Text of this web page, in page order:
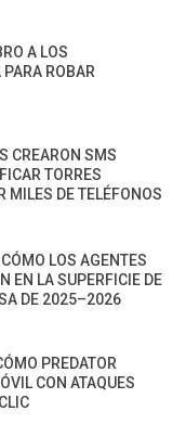
A LOS
ROBAR
CREARON SMS
TORRES
MILES DE TELÉFONOS
LOS AGENTES
EN LA SUPERFICIE DE
DE 2025–2026
PREDATOR
CON ATAQUES